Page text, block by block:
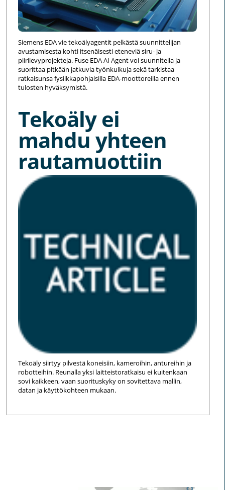
Siemens EDA vie tekoälyagentit pelkästä suunnittelijan
avustamisesta kohti itsenäisesti eteneviä siru- ja
piirilevyprojekteja. Fuse EDA AI Agent voi suunnitella ja
suorittaa pitkään jatkuvia työnkulkuja sekä tarkistaa
ratkaisunsa fysiikkapohjaisilla EDA-moottoreilla ennen
tulosten hyväksymistä.
Tekoäly ei
mahdu yhteen
rautamuottiin
Tekoäly siirtyy pilvestä koneisiin, kameroihin, antureihin ja
robotteihin. Reunalla yksi laitteistoratkaisu ei kuitenkaan
sovi kaikkeen, vaan suorituskyky on sovitettava mallin,
datan ja käyttökohteen mukaan.